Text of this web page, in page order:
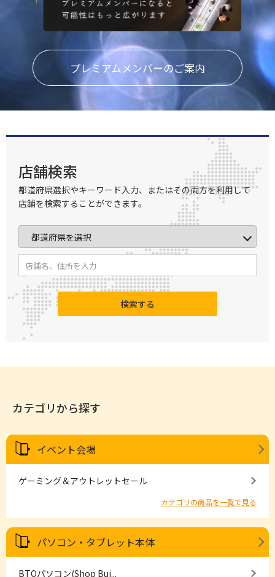
プレミアムメンバーのご案内
店舗検索
都道府県選択やキーワード入力、またはその両方を利用して
店舗を検索することができます。
検索する
カテゴリから探す
イベント会場
ゲーミング＆アウトレットセール
カテゴリの商品を一覧で見る
パソコン・タブレット本体
BTOパソコン(Shop Bui...